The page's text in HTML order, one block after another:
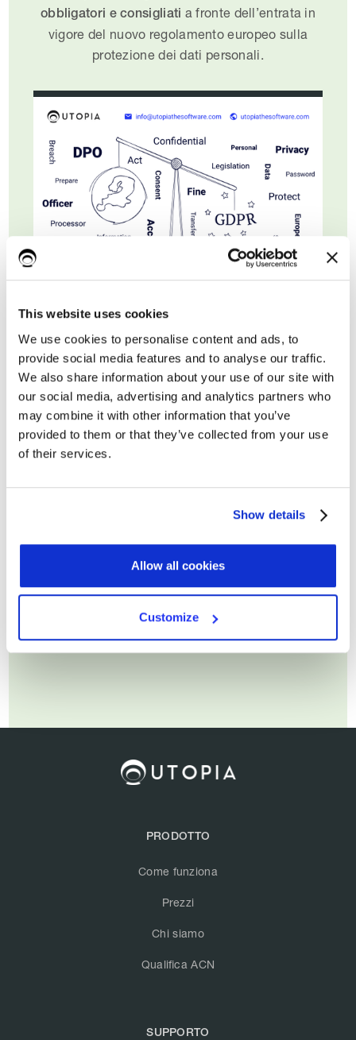
This website uses cookies
We use cookies to personalise content and ads, to
provide social media features and to analyse our traffic.
We also share information about your use of our site with
our social media, advertising and analytics partners who
may combine it with other information that you’ve
provided to them or that they’ve collected from your use
of their services.
Show details
Allow all cookies
Customize
obbligatori e consigliati a fronte dell’entrata in
vigore del nuovo regolamento europeo sulla
protezione dei dati personali.
Nome*
Cognome
PRODOTTO
Come funziona
Prezzi
Chi siamo
Qualifica ACN
SUPPORTO